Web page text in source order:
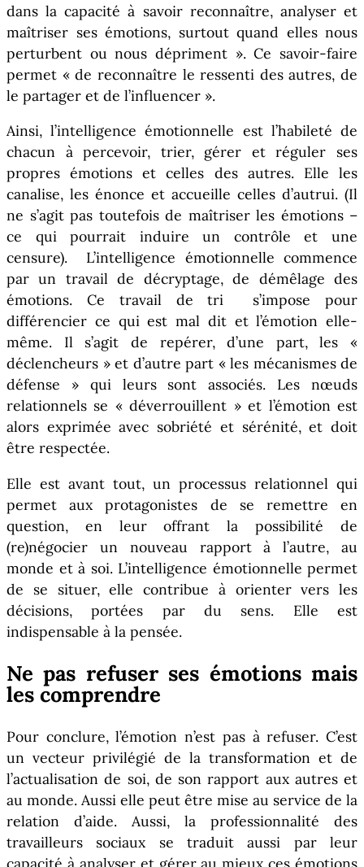
dans la capacité à savoir reconnaître, analyser et
maîtriser ses émotions, surtout quand elles nous
perturbent ou nous dépriment ». Ce savoir-faire
permet « de reconnaître le ressenti des autres, de
le partager et de l’influencer ».
Ainsi, l’intelligence émotionnelle est l’habileté de
chacun à percevoir, trier, gérer et réguler ses
propres émotions et celles des autres. Elle les
canalise, les énonce et accueille celles d’autrui. (Il
ne s’agit pas toutefois de maîtriser les émotions –
ce qui pourrait induire un contrôle et une
censure). L’intelligence émotionnelle commence
par un travail de décryptage, de démêlage des
émotions. Ce travail de tri s’impose pour
différencier ce qui est mal dit et l’émotion elle-
même. Il s’agit de repérer, d’une part, les «
déclencheurs » et d’autre part « les mécanismes de
défense » qui leurs sont associés. Les nœuds
relationnels se « déverrouillent » et l’émotion est
alors exprimée avec sobriété et sérénité, et doit
être respectée.
Elle est avant tout, un processus relationnel qui
permet aux protagonistes de se remettre en
question, en leur offrant la possibilité de
(re)négocier un nouveau rapport à l’autre, au
monde et à soi. L’intelligence émotionnelle permet
de se situer, elle contribue à orienter vers les
décisions, portées par du sens. Elle est
indispensable à la pensée.
Ne pas refuser ses émotions mais
les comprendre
Pour conclure, l’émotion n’est pas à refuser. C’est
un vecteur privilégié de la transformation et de
l’actualisation de soi, de son rapport aux autres et
au monde. Aussi elle peut être mise au service de la
relation d’aide. Aussi, la professionnalité des
travailleurs sociaux se traduit aussi par leur
capacité à analyser et gérer au mieux ces émotions